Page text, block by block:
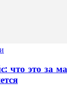
что это за